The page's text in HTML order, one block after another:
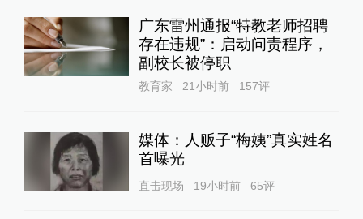
广东雷州通报“特教老师招聘
存在违规”：启动问责程序，
副校长被停职
教育家 21小时前 157评
媒体：人贩子“梅姨”真实姓名
首曝光
直击现场 19小时前 65评